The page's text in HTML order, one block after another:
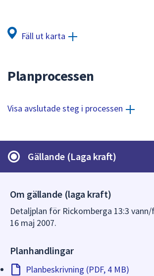
Fäll ut karta
Planprocessen
Visa avslutade steg i processen
Gällande (Laga kraft)
Om gällande (laga kraft)
Detaljplan för Rickomberga 13:3
16 maj 2007.
Planhandlingar
Planbeskrivning (PDF, 4 MB)